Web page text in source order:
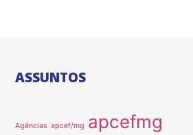
ASSUNTOS
Agências apcef/mg apcefmg